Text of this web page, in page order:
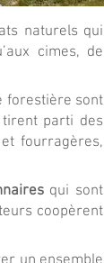
naturels qui
cimes, de
forestière sont
tirent parti des
fourragères,
qui sont
coopèrent